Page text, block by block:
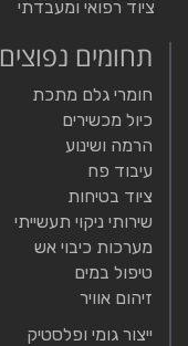
ציוד רפואי ומעבדתי
תחומים נפוצים
חומרי גלם מתכת
כיול מכשירים
הרמה ושינוע
עיבוד פח
ציוד בטיחות
שירותי ניקוי תעשייתי
מערכות כיבוי אש
טיפול במים
זיהום אוויר
ייצור גומי ופלסטיק